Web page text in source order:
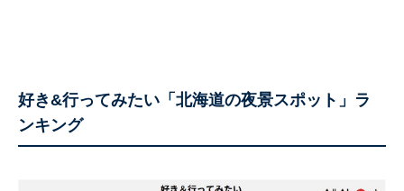
好き&行ってみたい「北海道の夜景スポット」ラ
ンキング